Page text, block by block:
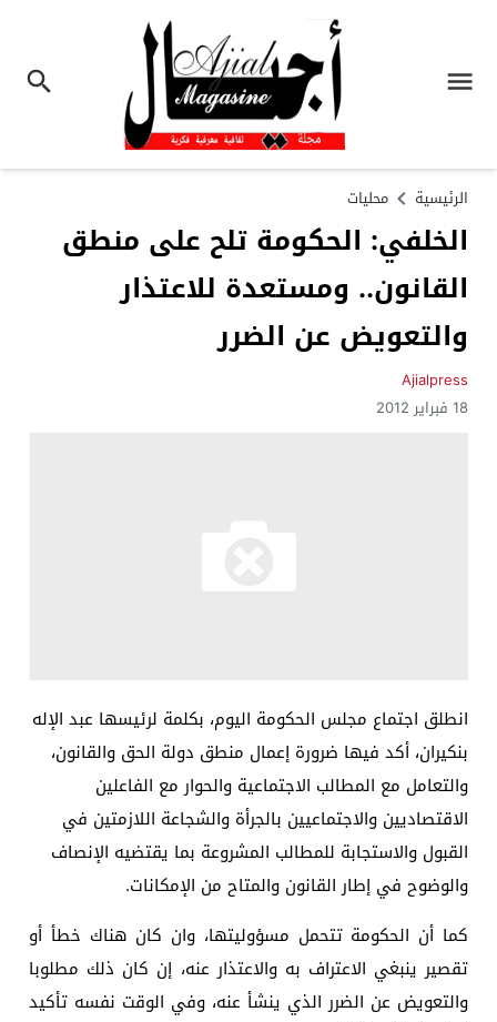
الرئيسية محليات
الخلفي: الحكومة تلح على منطق
القانون.. ومستعدة للاعتذار
والتعويض عن الضرر
Ajialpress
18 فبراير 2012
انطلق اجتماع مجلس الحكومة اليوم، بكلمة لرئيسها عبد الإله
بنكيران، أكد فيها ضرورة إعمال منطق دولة الحق والقانون،
والتعامل مع المطالب الاجتماعية والحوار مع الفاعلين
الاقتصاديين والاجتماعيين بالجرأة والشجاعة اللازمتين في
القبول والاستجابة للمطالب المشروعة بما يقتضيه الإنصاف
والوضوح في إطار القانون والمتاح من الإمكانات.
كما أن الحكومة تتحمل مسؤوليتها، وان كان هناك خطأ أو
تقصير ينبغي الاعتراف به والاعتذار عنه، إن كان ذلك مطلوبا
والتعويض عن الضرر الذي ينشأ عنه، وفي الوقت نفسه تأكيد